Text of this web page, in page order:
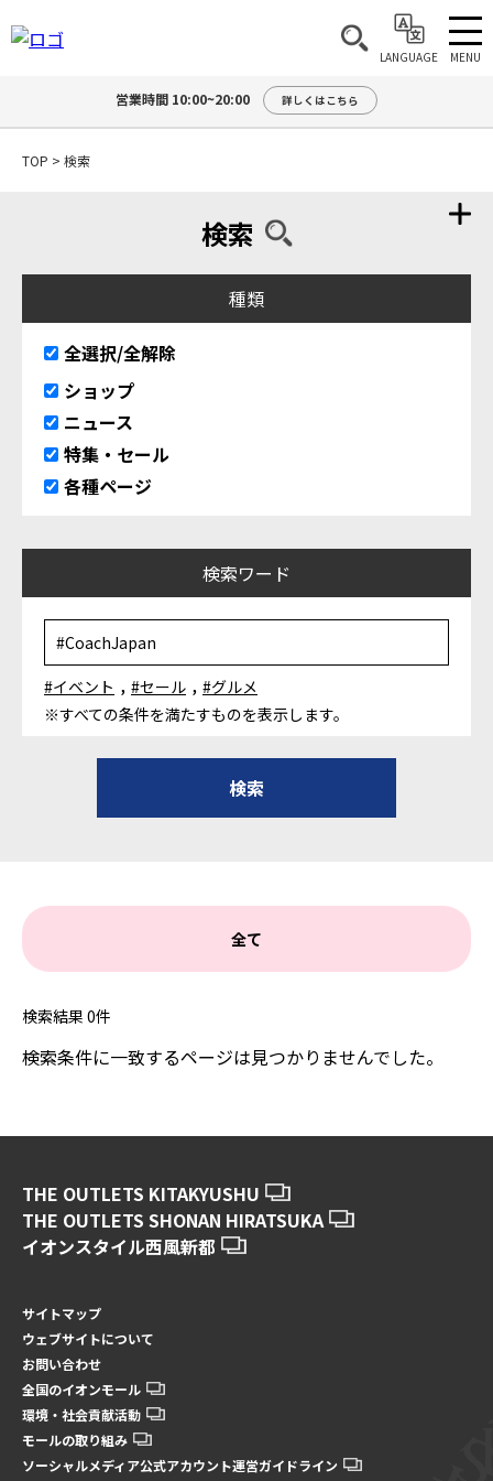
LANGUAGE MENU
営業時間 10:00~20:00 詳しくはこちら
TOP > 検索
検索
種類
全選択/全解除
ショップ
ニュース
特集・セール
各種ページ
検索ワード
#イベント , #セール , #グルメ
※すべての条件を満たすものを表示します。
全て
検索結果 0件
検索条件に一致するページは見つかりませんでした。
THE OUTLETS KITAKYUSHU
THE OUTLETS SHONAN HIRATSUKA
イオンスタイル西風新都
サイトマップ
ウェブサイトについて
お問い合わせ
全国のイオンモール
環境・社会貢献活動
モールの取り組み
ソーシャルメディア公式アカウント運営ガイドライン